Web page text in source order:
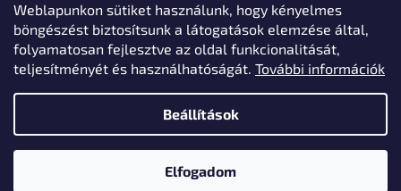
Weblapunkon sütiket használunk, hogy kényelmes
böngészést biztosítsunk a látogatások elemzése által,
folyamatosan fejlesztve az oldal funkcionalitását,
teljesítményét és használhatóságát. További információk
Beállítások
Elfogadom
+36303346729
Póló-Mester Facebook oldala
Shoptet készítette
Póló-Mester. Minden jog fenntartva.